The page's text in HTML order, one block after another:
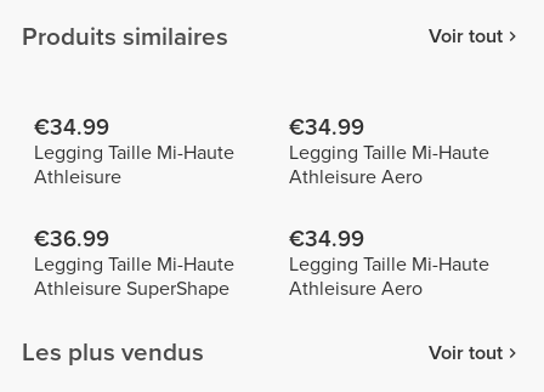
Produits similaires Voir tout
€34.99
Legging Taille Mi-Haute
Athleisure
€34.99
Legging Taille Mi-Haute
Athleisure Aero
€36.99
Legging Taille Mi-Haute
Athleisure SuperShape
€34.99
Legging Taille Mi-Haute
Athleisure Aero
Les plus vendus Voir tout